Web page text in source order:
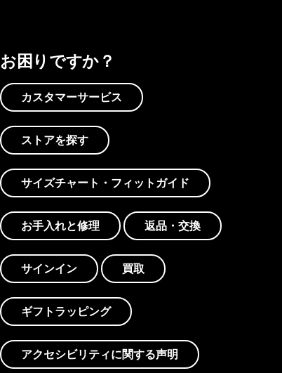
お困りですか？
カスタマーサービス
ストアを探す
サイズチャート・フィットガイド
お手入れと修理 返品・交換
サインイン 買取
ギフトラッピング
アクセシビリティに関する声明